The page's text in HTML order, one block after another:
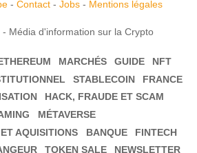
- Contact- Jobs- Mentions légales
Média d'information sur la Crypto
MARCHÉS GUIDE
NFT
STABLECOIN
FRANCE
HACK, FRAUDE ET SCAM
MÉTAVERSE
AQUISITIONS
BANQUE
FINTECH
TOKEN SALE NEWSLETTER